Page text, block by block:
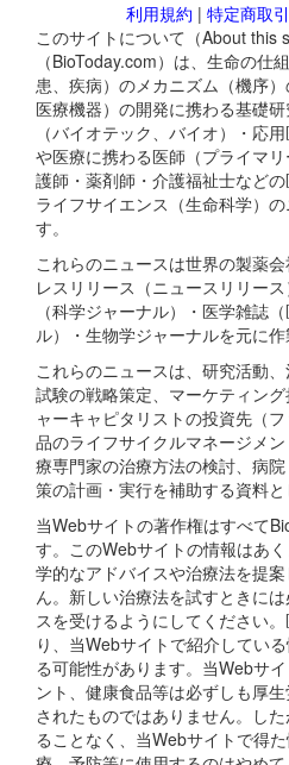
利用規約 | 特定商取
このサイトについて（About this
（BioToday.com）は、生命の仕
患、疾病）のメカニズム（機序）
医療機器）の開発に携わる基礎
（バイオテック、バイオ）・応
や医療に携わる医師（プライマ
護師・薬剤師・介護福祉士など
ライフサイエンス（生命科学）
す。
これらのニュースは世界の製薬
レスリリース（ニュースリリー
（科学ジャーナル）・医学雑誌
ル）・生物学ジャーナルを元に作
これらのニュースは、研究活動
試験の戦略策定、マーケティン
ャーキャピタリストの投資先（
品のライフサイクルマネージメ
療専門家の治療方法の検討、病
策の計画・実行を補助する資料と
当Webサイトの著作権はすべて
す。このWebサイトの情報はあ
学的なアドバイスや治療法を提
ん。新しい治療法を試すときに
スを受けるようにしてください
り、当Webサイトで紹介してい
る可能性があります。当Webサ
ント、健康食品等は必ずしも厚
されたものではありません。し
ることなく、当Webサイトで得